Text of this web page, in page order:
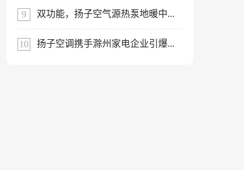
双功能，扬子空气源热泵地暖中...
扬子空调携手滁州家电企业引爆...